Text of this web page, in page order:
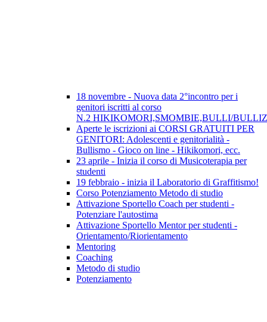
18 novembre - Nuova data 2°incontro per i
genitori iscritti al corso
N.2 HIKIKOMORI,SMOMBIE,BULLI/
Aperte le iscrizioni ai CORSI GRATUITI PER
GENITORI: Adolescenti e genitorialità -
Bullismo - Gioco on line - Hikikomori, ecc.
23 aprile - Inizia il corso di Musicoterapia per
studenti
19 febbraio - inizia il Laboratorio di Graffitismo!
Corso Potenziamento Metodo di studio
Attivazione Sportello Coach per studenti -
Potenziare l'autostima
Attivazione Sportello Mentor per studenti -
Orientamento/Riorientamento
Mentoring
Coaching
Metodo di studio
Potenziamento